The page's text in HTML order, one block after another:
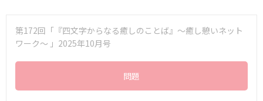
第172回「『四文字からなる癒しのことば』～癒し憩いネット
ワーク～ 」2025年10月号
問題